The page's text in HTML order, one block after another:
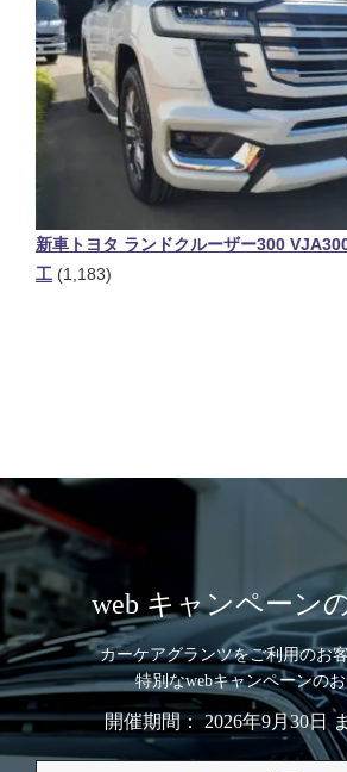
新車トヨタ ランドクルーザー300
工 (1,183)
web キャンペーン
カーケアグランツをご利用のお
特別なwebキャンペーンの
開催期間： 2026年9月30日